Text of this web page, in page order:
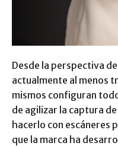
Desde la perspectiva
actualmente al menos
mismos configuran
de agilizar la captura
hacerlo con escáneres
que la marca ha